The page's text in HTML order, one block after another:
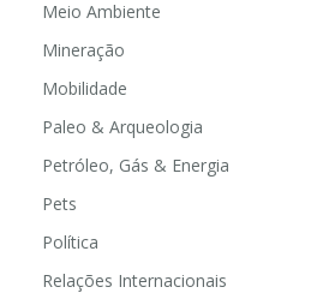
Meio Ambiente
Mineração
Mobilidade
Paleo & Arqueologia
Petróleo, Gás & Energia
Pets
Política
Relações Internacionais